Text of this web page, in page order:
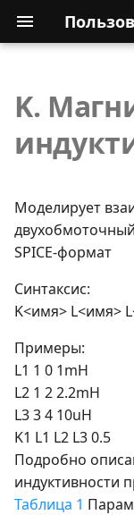
K.
Моделирует
SPICE-формат
Синтаксис:
K<имя> L<имя>
Примеры:
L1 1 0 1mH
L2 1 2 2.2mH
L3 3 4 10uH
K1 L1 L2 L3 0.5
Подробно
индуктивности
Таблица 1